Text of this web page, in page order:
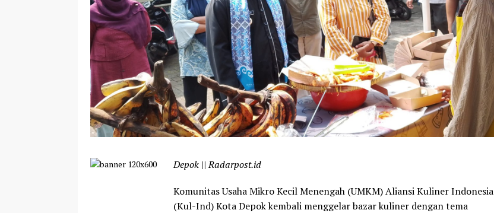
Depok || Radarpost.id
Komunitas Usaha Mikro Kecil Menengah (UMKM) Aliansi Kuliner Indonesia
(Kul-Ind) Kota Depok kembali menggelar bazar kuliner dengan tema